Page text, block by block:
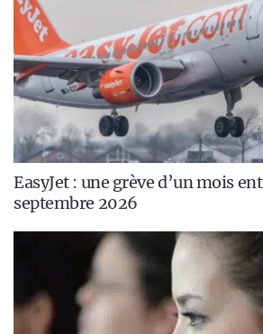
EasyJet : une grève d’un mois
septembre 2026